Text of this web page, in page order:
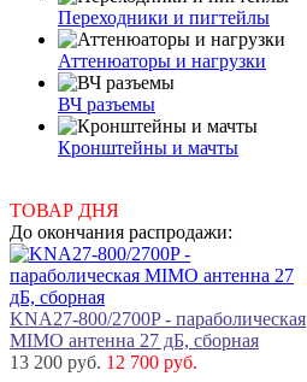
Переходники и пигтейлы
Аттенюаторы и нагрузки
ВЧ разъемы
Кронштейны и мачты
ТОВАР ДНЯ
До окончания распродажи:
KNA27-800/2700P - параболическая
MIMO антенна 27 дБ, сборная
13 200 руб. 12 700 руб.